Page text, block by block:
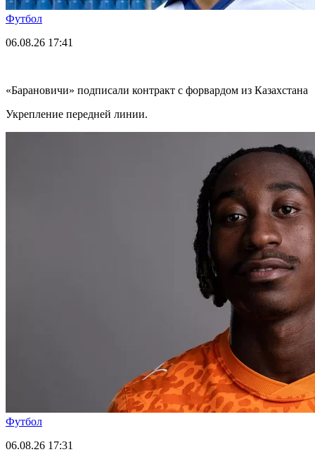
Футбол
06.08.26 17:41
«Барановичи» подписали контракт с форвардом из Казахстана
Укрепление передней линии.
Футбол
06.08.26 17:31